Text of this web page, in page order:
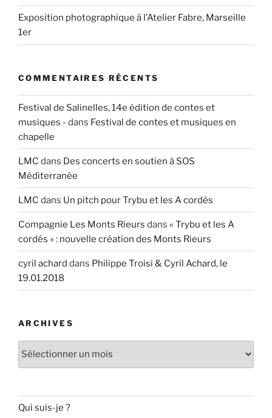
Exposition photographique à l’Atelier Fabre, Marseille
1er
COMMENTAIRES RÉCENTS
Festival de Salinelles, 14e édition de contes et
musiques - dans Festival de contes et musiques en
chapelle
LMC dans Des concerts en soutien à SOS
Méditerranée
LMC dans Un pitch pour Trybu et les A cordés
Compagnie Les Monts Rieurs dans « Trybu et les A
cordés » : nouvelle création des Monts Rieurs
cyril achard dans Philippe Troisi & Cyril Achard, le
19.01.2018
ARCHIVES
Archives
Qui suis-je ?